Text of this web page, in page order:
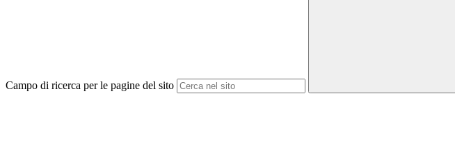
Campo di ricerca per le pagine del sito